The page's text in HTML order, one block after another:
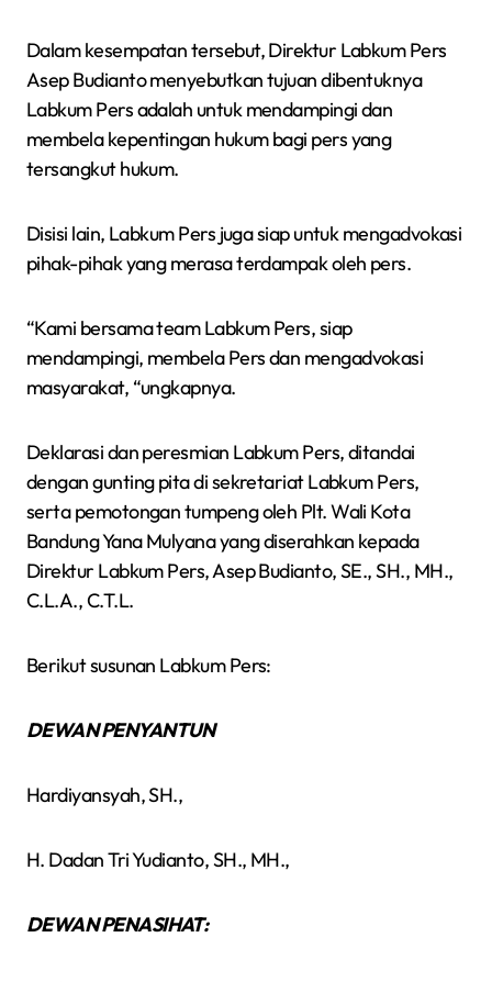
Dalam kesempatan tersebut, Direktur Labkum Pers
Asep Budianto menyebutkan tujuan dibentuknya
Labkum Pers adalah untuk mendampingi dan
membela kepentingan hukum bagi pers yang
tersangkut hukum.
Disisi lain, Labkum Pers juga siap untuk mengadvokasi
pihak-pihak yang merasa terdampak oleh pers.
“Kami bersama team Labkum Pers, siap
mendampingi, membela Pers dan mengadvokasi
masyarakat, “ungkapnya.
Deklarasi dan peresmian Labkum Pers, ditandai
dengan gunting pita di sekretariat Labkum Pers,
serta pemotongan tumpeng oleh Plt. Wali Kota
Bandung Yana Mulyana yang diserahkan kepada
Direktur Labkum Pers, Asep Budianto, SE., SH., MH.,
C.L.A., C.T.L.
Berikut susunan Labkum Pers:
DEWAN PENYANTUN
Hardiyansyah, SH.,
H. Dadan Tri Yudianto, SH., MH.,
DEWAN PENASIHAT: